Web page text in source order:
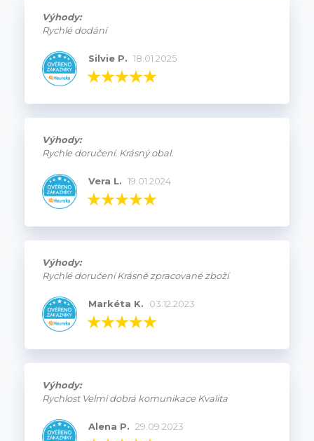
Výhody:
Rychlé dodání
Silvie P. 18.01.2025
Výhody:
Rychle doručení. Krásný obal.
Vera L. 19.01.2024
Výhody:
Rychlé doručení Krásně zpracované zboží
Markéta K. 03.12.2023
Výhody:
Rychlost Velmi dobrá komunikace Kvalita
Alena P. 29.09.2023